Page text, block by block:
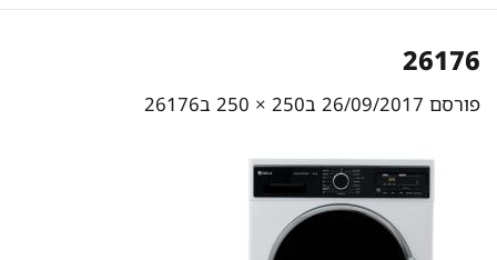
26176
פורסם 26/09/2017 ב250 × 250 ב26176